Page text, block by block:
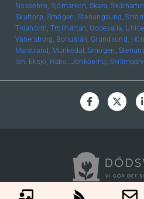
Nossebro, Sjömarken, Skara,
Skultorp, Smögen, Stenungsund,
Tidaholm, Trollhättan, Uddevalla,
Vänersborg, Bohuslän, Grundsund,
Marstrand, Munkedal, Smögen,
län, Eksjö, Habo, Jönköping,
Helsingborg, Höör,
Värmlands län,